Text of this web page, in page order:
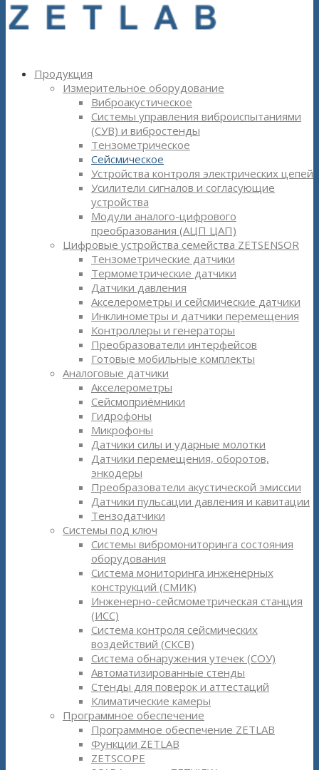
Продукция
Измерительное оборудование
Виброакустическое
Системы управления виброиспытаниями
(СУВ) и вибростенды
Тензометрическое
Сейсмическое
Устройства контроля электрических цепей
Усилители сигналов и согласующие
устройства
Модули аналого-цифрового
преобразования (АЦП ЦАП)
Цифровые устройства семейства ZETSENSOR
Тензометрические датчики
Термометрические датчики
Датчики давления
Акселерометры и сейсмические датчики
Инклинометры и датчики перемещения
Контроллеры и генераторы
Преобразователи интерфейсов
Готовые мобильные комплекты
Аналоговые датчики
Акселерометры
Сейсмоприёмники
Гидрофоны
Микрофоны
Датчики силы и ударные молотки
Датчики перемещения, оборотов,
энкодеры
Преобразователи акустической эмиссии
Датчики пульсации давления и кавитации
Тензодатчики
Системы под ключ
Системы вибромониторинга состояния
оборудования
Система мониторинга инженерных
конструкций (СМИК)
Инженерно-сейсмометрическая станция
(ИСС)
Система контроля сейсмических
воздействий (СКСВ)
Система обнаружения утечек (СОУ)
Автоматизированные стенды
Стенды для поверок и аттестаций
Климатические камеры
Программное обеспечение
Программное обеспечение ZETLAB
Функции ZETLAB
ZETSCOPE